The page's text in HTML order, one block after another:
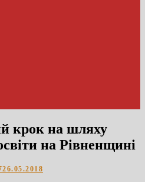
крок на шляху
на Рівненщині
26.05.2018